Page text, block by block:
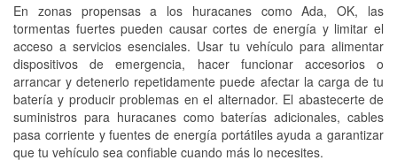
En zonas propensas a los huracanes como Ada, OK, las
tormentas fuertes pueden causar cortes de energía y limitar el
acceso a servicios esenciales. Usar tu vehículo para alimentar
dispositivos de emergencia, hacer funcionar accesorios o
arrancar y detenerlo repetidamente puede afectar la carga de tu
batería y producir problemas en el alternador. El abastecerte de
suministros para huracanes como baterías adicionales, cables
pasa corriente y fuentes de energía portátiles ayuda a garantizar
que tu vehículo sea confiable cuando más lo necesites.
Rectificación de tambores y discos de
freno
Mangueras hidráulicas a la medida
Hurricane Supplies
Snowstorm Supplies